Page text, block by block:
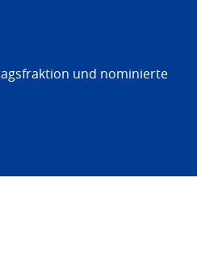
und nominierte